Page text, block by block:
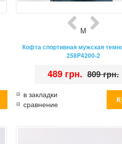
M
Кофта спортивная мужская
258P4200-2
489 грн. 809 грн.
в закладки
сравнение